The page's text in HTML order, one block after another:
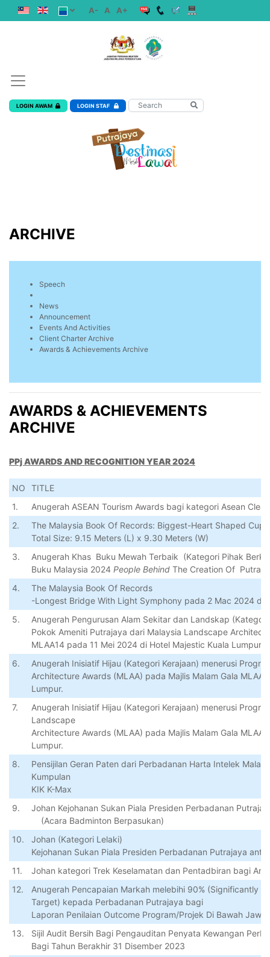
A- A A+
LOGIN AWAM LOGIN STAF
ARCHIVE
Speech
News
Announcement
Events And Activities
Client Charter Archive
Awards & Achievements Archive
AWARDS & ACHIEVEMENTS
ARCHIVE
PPj AWARDS AND RECOGNITION YEAR 2024
NO
TITLE
1.
Anugerah ASEAN Tourism Awards bagi kategori Asean
2.
The Malaysia Book Of Records: Biggest-Heart Shaped
Total Size: 9.15 Meters (L) x 9.30 Meters (W)
3.
Anugerah Khas Buku Mewah Terbaik (Kategori Pihak
Buku Malaysia 2024 People Behind The Creation Of
4.
The Malaysia Book Of Records
-Longest Bridge With Light Symphony pada 2 Mac 2024 di
5.
Anugerah Pengurusan Alam Sekitar dan Landskap
Pokok Ameniti Putrajaya dari Malaysia Landscape
MLAA14 pada 11 Mei 2024 di Hotel Majestic Kuala Lumpur.
6.
Anugerah Inisiatif Hijau (Kategori Kerajaan) menerusi
Architecture Awards (MLAA) pada Majlis Malam Gala
Lumpur.
7.
Anugerah Inisiatif Hijau (Kategori Kerajaan) menerusi
Landscape
Architecture Awards (MLAA) pada Majlis Malam Gala
Lumpur.
8.
Pensijilan Geran Paten dari Perbadanan Harta Intelek
Kumpulan
KIK K-Max
9.
Johan Kejohanan Sukan Piala Presiden Perbadanan
(Acara Badminton Berpasukan)
10.
Johan (Kategori Lelaki)
Kejohanan Sukan Piala Presiden Perbadanan Putrajaya
11.
Johan kategori Trek Keselamatan dan Pentadbiran bagi
12.
Anugerah Pencapaian Markah melebihi 90% (Significantly
Target) kepada Perbadanan Putrajaya bagi
Laporan Penilaian Outcome Program/Projek Di Bawah
13.
Sijil Audit Bersih Bagi Pengauditan Penyata Kewangan
Bagi Tahun Berakhir 31 Disember 2023